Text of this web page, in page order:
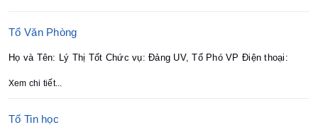
Tổ Văn Phòng
Họ và Tên: Lý Thị Tốt Chức vụ: Đảng UV, Tổ Phó VP Điện thoại:
Xem chi tiết...
Tổ Tin học